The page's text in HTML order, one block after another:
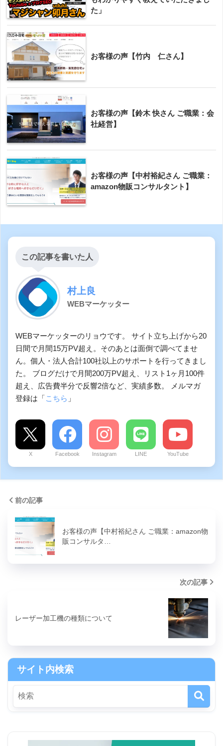
た」
お客様の声【竹内 仁さん】
お客様の声【鈴木 快さん ご職業：会
社経営】
お客様の声【中村裕紀さん ご職業：
amazon物販コンサルタント】
この記事を書いた人
村上良
WEBマーケッター
WEBマーケッターのリョウです。 サイト立ち上げから20
日間で月間15万PV超え。そのあとは面倒で調べてませ
ん。個人・法人合計100社以上のサポートを行ってきまし
た。 ブログだけで月間200万PV超え、リスト1ヶ月100件
超え、広告費半分で反響2倍など、実績多数。 メルマガ
登録は「こちら 」
X Facebook Instagram LINE YouTube
前の記事
お客様の声【中村裕紀さん ご職業：amazon物
販コンサルタ…
次の記事
レーザー加工機の種類について
サイト内検索